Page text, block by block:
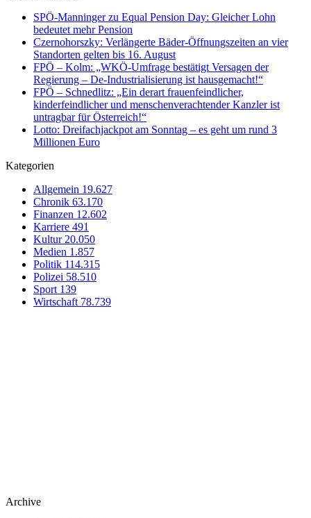
SPÖ-Manninger zu Equal Pension Day: Gleicher Lohn
bedeutet mehr Pension
Czernohorszky: Verlängerte Bäder-Öffnungszeiten an vier
Standorten gelten bis 16. August
FPÖ – Kolm: „WKÖ-Umfrage bestätigt Versagen der
Regierung – De-Industrialisierung ist hausgemacht!“
FPÖ – Schnedlitz: „Ein derart frauenfeindlicher,
kinderfeindlicher und menschenverachtender Kanzler ist
untragbar für Österreich!“
Lotto: Dreifachjackpot am Sonntag – es geht um rund 3
Millionen Euro
Kategorien
Allgemein 19.627
Chronik 63.170
Finanzen 12.602
Karriere 491
Kultur 20.050
Medien 1.857
Politik 114.315
Polizei 58.510
Sport 139
Wirtschaft 78.739
Archive